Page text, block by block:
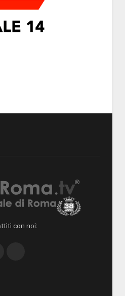
con noi: